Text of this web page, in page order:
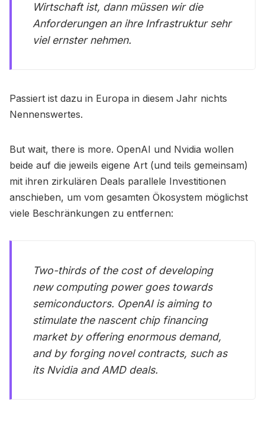
Wirtschaft ist, dann müssen wir die
Anforderungen an ihre Infrastruktur sehr
viel ernster nehmen.
Passiert ist dazu in Europa in diesem Jahr nichts
Nennenswertes.
But wait, there is more. OpenAI und Nvidia wollen
beide auf die jeweils eigene Art (und teils gemeinsam)
mit ihren zirkulären Deals parallele Investitionen
anschieben, um vom gesamten Ökosystem möglichst
viele Beschränkungen zu entfernen:
Two-thirds of the cost of developing
new computing power goes towards
semiconductors. OpenAI is aiming to
stimulate the nascent chip financing
market by offering enormous demand,
and by forging novel contracts, such as
its Nvidia and AMD deals.